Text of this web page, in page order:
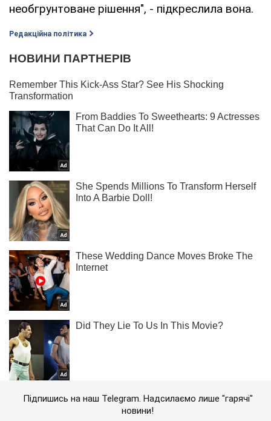
необгрунтоване рішення", - підкреслила вона.
Редакційна політика
Підпишись на наш Telegram. Надсилаємо лише "гарячі"
новини!